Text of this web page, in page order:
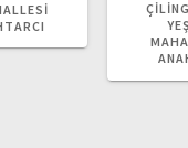
K
I